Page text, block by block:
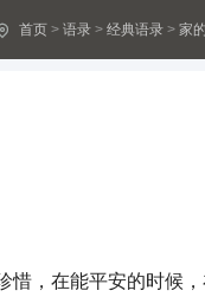
首页 > 语录 > 经典语录 > 家
，在能平安的时候，